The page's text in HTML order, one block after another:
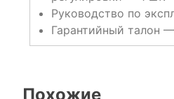
Руководство по
Гарантийный талон
Похожие